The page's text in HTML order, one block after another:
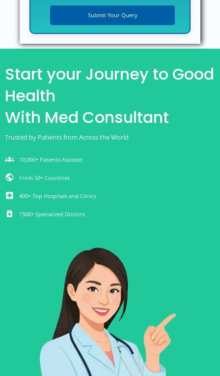
Start your Journey to Good
Health
With Med Consultant
Trusted by Patients from Across the World
groups 10,000+ Patients Assisted
public From 50+ Countries
local_hospital 400+ Top Hospitals and Clinics
medication 1500+ Specialized Doctors